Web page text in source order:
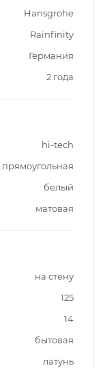
Hansgrohe
Rainfinity
Германия
2 года
hi-tech
прямоугольная
белый
матовая
на стену
125
14
бытовая
латунь